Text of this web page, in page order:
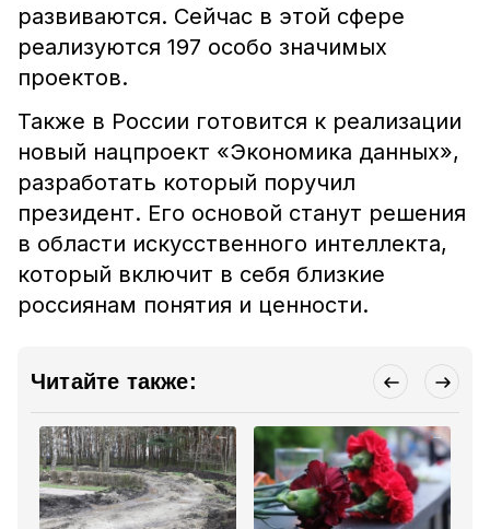
развиваются. Сейчас в этой сфере
реализуются 197 особо значимых
проектов.
Также в России готовится к реализации
новый нацпроект «Экономика данных»,
разработать который поручил
президент. Его основой станут решения
в области искусственного интеллекта,
который включит в себя близкие
россиянам понятия и ценности.
Читайте также: